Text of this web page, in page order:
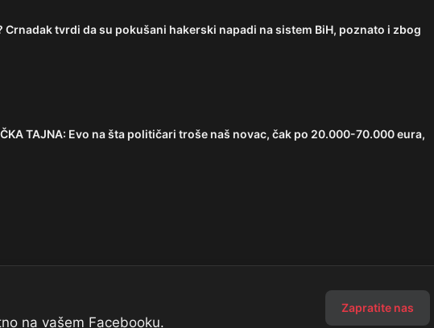
Crnadak tvrdi da su pokušani hakerski napadi na sistem BiH, poznato i zbog
TAJNA: Evo na šta političari troše naš novac, čak po 20.000-70.000 eura,
na vašem Facebooku.
Zapratite nas